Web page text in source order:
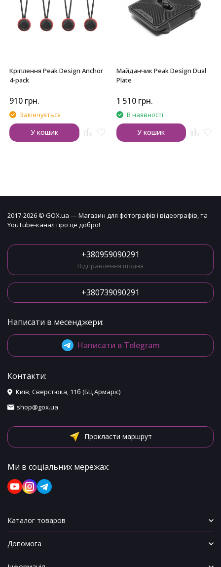
Кріплення Peak Design Anchor
4-pack
910 грн.
Закінчується
У кошик
Майданчик Peak Design Dual
Plate
1 510 грн.
В наявності
У кошик
2017-2026 © GOX.ua — Магазин для фотографів і відеографів, та
YouTube-канал про це добро!
+380959090291
Відправлення щодня
+380739090291
Написати в месенджери:
Написати в Telegram
Контакти:
Київ, Сверстюка, 11б (БЦ Армаріс)
shop@gox.ua
Прокласти маршрут
Ми в соціальних мережах:
Каталог товаров
Допомога